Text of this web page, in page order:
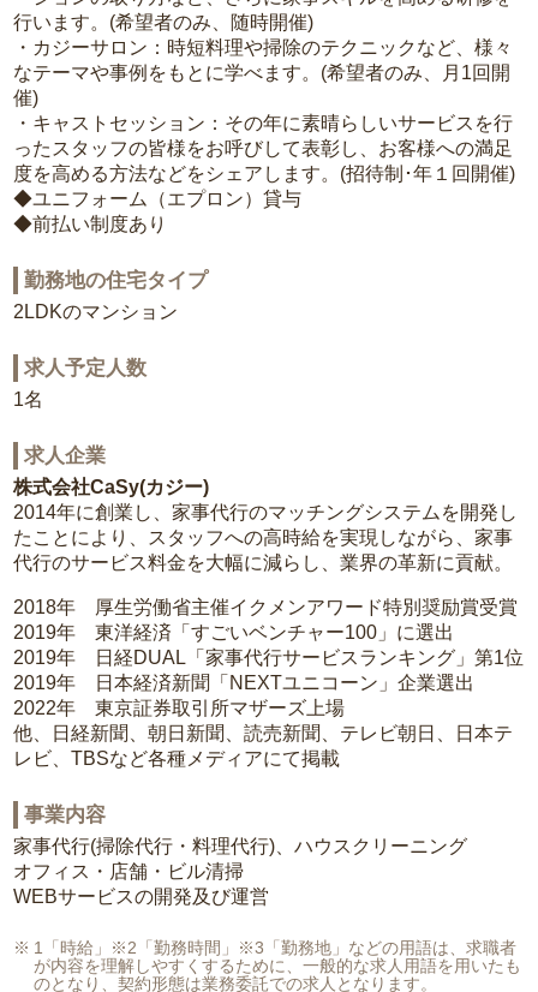
行います。(希望者のみ、随時開催)
・カジーサロン：時短料理や掃除のテクニックなど、様々
なテーマや事例をもとに学べます。(希望者のみ、月1回開
催)
・キャストセッション：その年に素晴らしいサービスを行
ったスタッフの皆様をお呼びして表彰し、お客様への満足
度を高める方法などをシェアします。(招待制･年１回開催)
◆ユニフォーム（エプロン）貸与
◆前払い制度あり
勤務地の住宅タイプ
2LDKのマンション
求人予定人数
1名
求人企業
株式会社CaSy(カジー)
2014年に創業し、家事代行のマッチングシステムを開発し
たことにより、スタッフへの高時給を実現しながら、家事
代行のサービス料金を大幅に減らし、業界の革新に貢献。
2018年 厚生労働省主催イクメンアワード特別奨励賞受賞
2019年 東洋経済「すごいベンチャー100」に選出
2019年 日経DUAL「家事代行サービスランキング」第1位
2019年 日本経済新聞「NEXTユニコーン」企業選出
2022年 東京証券取引所マザーズ上場
他、日経新聞、朝日新聞、読売新聞、テレビ朝日、日本テ
レビ、TBSなど各種メディアにて掲載
事業内容
家事代行(掃除代行・料理代行)、ハウスクリーニング
オフィス・店舗・ビル清掃
WEBサービスの開発及び運営
1「時給」※2「勤務時間」※3「勤務地」などの用語は、求職者
が内容を理解しやすくするために、一般的な求人用語を用いたも
のとなり、契約形態は業務委託での求人となります。